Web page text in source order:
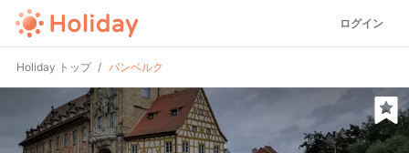
ログイン
Holiday トップ バンベルク